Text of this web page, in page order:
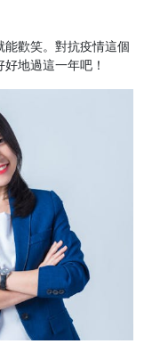
歡笑。對抗疫情這個
地過這一年吧！